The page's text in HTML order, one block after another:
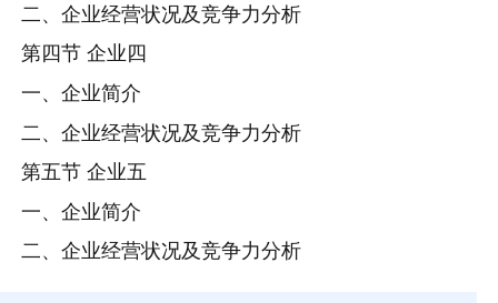
二、企业经营状况及竞争力分析
第四节 企业四
一、企业简介
二、企业经营状况及竞争力分析
第五节 企业五
一、企业简介
二、企业经营状况及竞争力分析